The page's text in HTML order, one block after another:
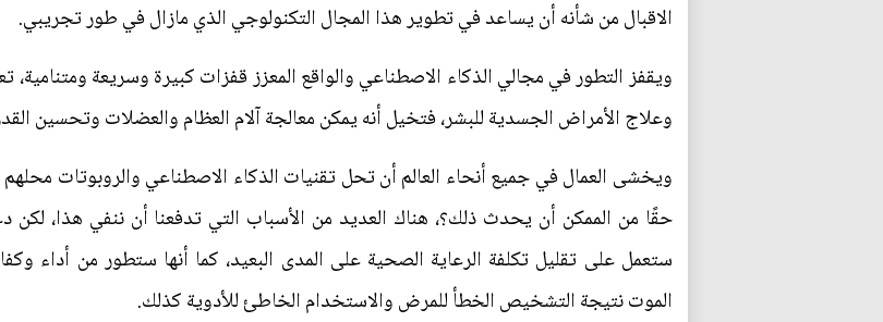
الاقبال من شأنه أن يساعد في تطوير هذا المجال التكنولوجي الذي مازال في طور تجريبي.
ويقفز التطور في مجالي الذكاء الاصطناعي والواقع المعزز قفزات كبيرة وسريعة
وعلاج الأمراض الجسدية للبشر، فتخيل أنه يمكن معالجة آلام العظام والعضلات وتحسين
ويخشى العمال في جميع أنحاء العالم أن تحل تقنيات الذكاء الاصطناعي والروبوتات
حقًا من الممكن أن يحدث ذلك؟، هناك العديد من الأسباب التي تدفعنا أن ننفي هذا، لكن
ستعمل على تقليل تكلفة الرعاية الصحية على المدى البعيد، كما أنها ستطور من أداء
الموت نتيجة التشخيص الخطأ للمرض والاستخدام الخاطئ للأدوية كذلك.